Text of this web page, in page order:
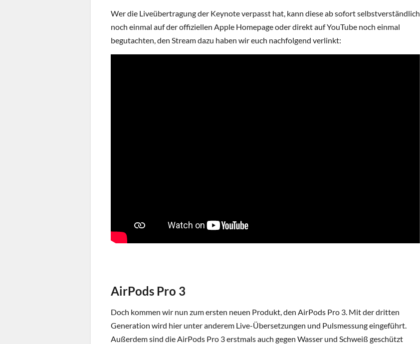
Wer die Liveübertragung der Keynote verpasst hat, kann diese ab sofort selbstverständlich
noch einmal auf der offiziellen Apple Homepage oder direkt auf YouTube noch einmal
begutachten, den Stream dazu haben wir euch nachfolgend verlinkt:
AirPods Pro 3
Doch kommen wir nun zum ersten neuen Produkt, den AirPods Pro 3. Mit der dritten
Generation wird hier unter anderem Live-Übersetzungen und Pulsmessung eingeführt.
Außerdem sind die AirPods Pro 3 erstmals auch gegen Wasser und Schweiß geschützt